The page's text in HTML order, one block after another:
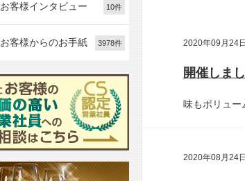
2020年09月24
味もボリュー
2020年08月24
お客様インタビュー 10件
お客様からのお手紙 3978件